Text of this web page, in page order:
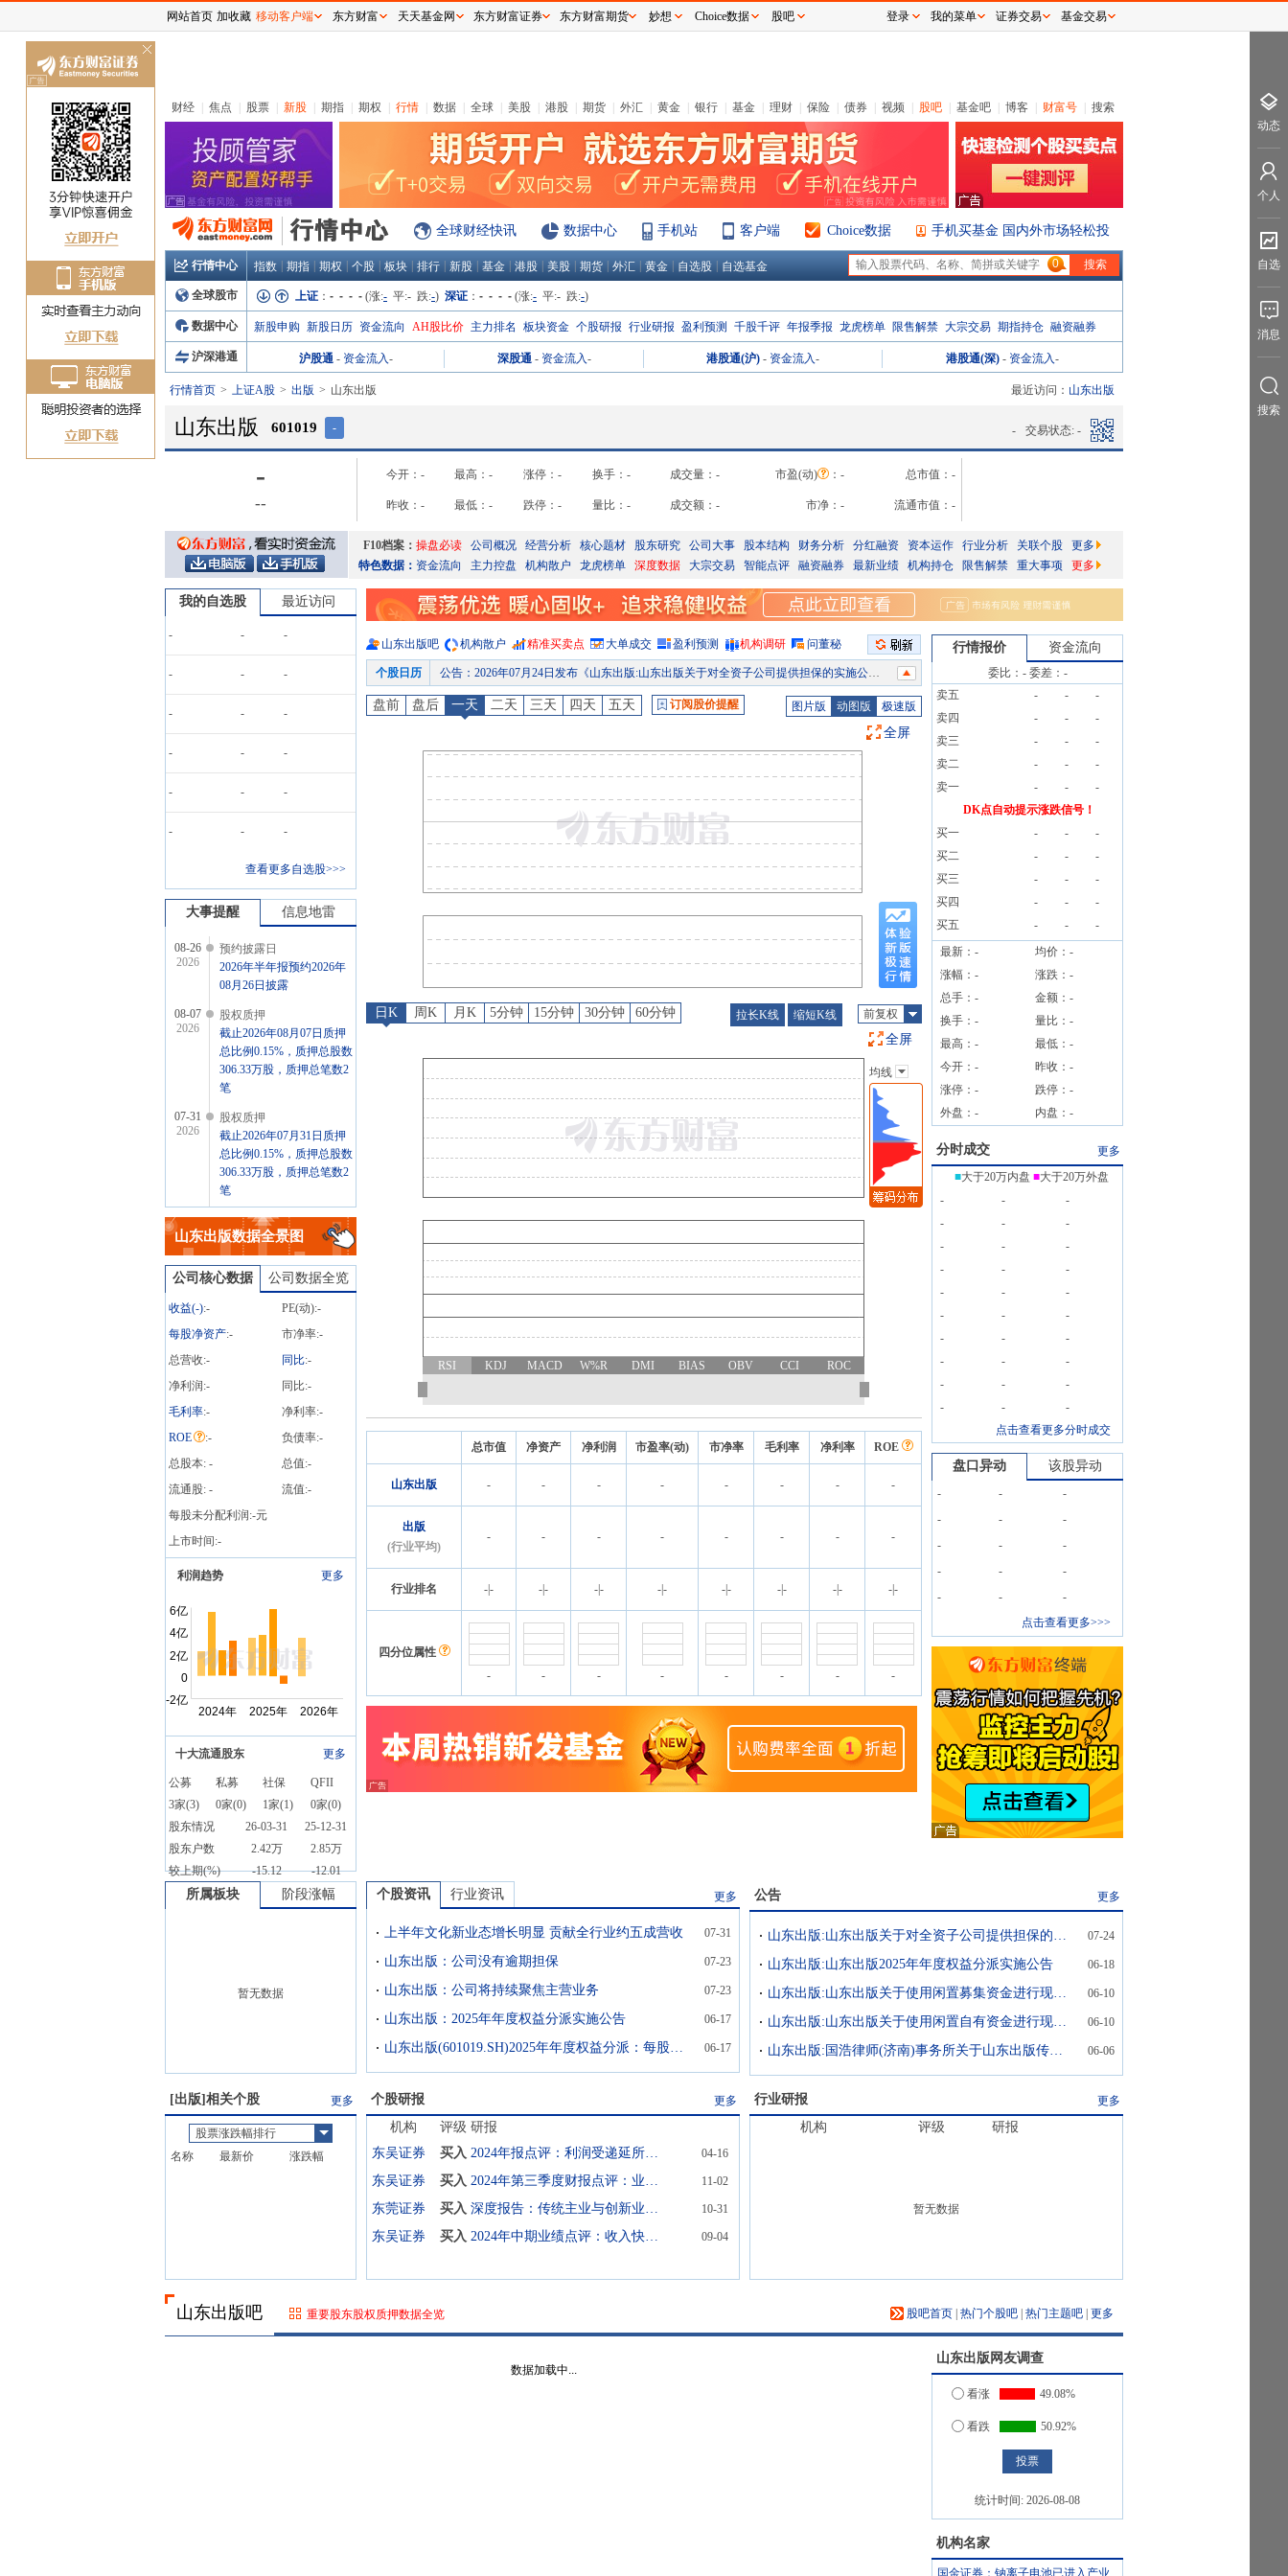
财经 焦点 股票 新股 期指 期权 行情 数据 全球 美股 港股 期货 外汇 黄金 银行 基金 理财 保险 债券 视频 股吧 基金吧 博客 财富号 搜索
全球财经快讯 数据中心 手机站 客户端 Choice数据 手机买基金 国内外市场轻松投
行情中心 指数 期指 期权 个股 板块 排行 新股 基金 港股 美股 期货 外汇 黄金 自选股 自选基金 0
全球股市 上证 ： - - - - (涨:- 平:- 跌:-) 深证 ： - - - - (涨:- 平:- 跌:-)
数据中心 新股申购 新股日历 资金流向 AH股比价 主力排名 板块资金 个股研报 行业研报 盈利预测 千股千评 年报季报 龙虎榜单 限售解禁 大宗交易 期指持仓 融资融券
沪深港通 沪股通 - 资金流入- 深股通 - 资金流入- 港股通(沪) - 资金流入- 港股通(深) - 资金流入-
行情首页 上证A股 出版 山东出版 最近访问： 山东出版
山东出版 601019 - - 交易状态: -
-
--
今开： - 最高： - 涨停： - 换手： - 成交量： - 市盈(动) ： - 总市值： -
昨收： - 最低： - 跌停： - 量比： - 成交额： - 市净： - 流通市值： -
F10档案： 操盘必读 公司概况 经营分析 核心题材 股东研究 公司大事 股本结构 财务分析 分红融资 资本运作 行业分析 关联个股
更多
特色数据： 资金流向 主力控盘 机构散户 龙虎榜单 深度数据 大宗交易 智能点评 融资融券 最新业绩 机构持仓 限售解禁 重大事项 更多
我的自选股 最近访问
- - -
- - -
- - -
- - -
- - -
- - -
查看更多自选股>>>
大事提醒 信息地雷
08-26
2026
预约披露日
2026年半年报预约2026年
08月26日披露
08-07
2026
股权质押
截止2026年08月07日质押
总比例0.15%，质押总股数
306.33万股，质押总笔数2
笔
07-31
2026
股权质押
截止2026年07月31日质押
总比例0.15%，质押总股数
306.33万股，质押总笔数2
笔
07-24
2026
股权质押
截止2026年07月24日质押
总比例0.15%，质押总股数
306.33万股，质押总笔数2
山东出版数据全景图
公司核心数据 公司数据全览
收益(-):- PE(动):-
每股净资产:- 市净率:-
总营收:- 同比:-
净利润:- 同比:-
毛利率:- 净利率:-
ROE
:- 负债率:-
总股本: - 总值:-
流通股: - 流值:-
每股未分配利润:-元
上市时间:-
利润趋势 更多
十大流通股东 更多
公募 私募 社保
QFII
3家(3) 0家(0) 1家(1) 0家(0)
股东情况
26-03-31
25-12-31
股东户数
2.42万
2.85万
较上期(%)
-15.12 -12.01
山东出版吧 机构散户 精准买卖点 大单成交 盈利预测 机构调研 问董秘
个股日历 公告 ： 2026年07月24日发布《山东出版:山东出版关于对全资子公司提供担保的实施公告》
股权质押：截止2026年07月17日质押总比例0.15%，质押总股数306.33万股，质押总笔数2笔
股权质押
截止2026年07月10日质押总比例0.15%，质押总股数306.33万股，质押总笔数2笔
股权质押：截止2026年07月03日质押总比例0.15%，质押总股数306.33万股，质押总笔数2笔
分红：2026年06月18日公布2025年年报分红，股权登记日：2026年06月25日；除权除息日：2026年06月26日；分配方案：10派2.30元(含税,扣税后2.07元)[正式]
预约披露日：2026年半年报预约2026年08月26日披露
股权质押 ：截止2026年08月07日质押总比例0.15%，质押总股数306.33万股，质押总笔数2笔
股权质押：截止2026年07月24日质押总比例0.15%，质押总股数306.33万股，质押总笔数2笔
盘前 盘后 一天 二天 三天 四天 五天 订阅股价提醒 图片版 动图版 极速版
全屏
日K 周K 月K 5分钟 15分钟 30分钟 60分钟 拉长K线 缩短K线 前复权
全屏
主图指标
均线
EXPMA
SAR
BBI
RSI KDJ MACD W%R DMI BIAS OBV CCI ROC
均线
总市值 净资产 净利润 市盈率(动) 市净率 毛利率 净利率 ROE
山东出版 - - - - - - - -
出版
(行业平均)
- - - - - - - -
行业排名 -- -- -|- -- -|- -|- -|- --
四分位属性
-
- - - - - - -
行情报价 资金流向
委比： -委差： -
卖五
- -
-
卖四
- -
-
卖三
- -
-
卖二
- -
-
卖一
- -
-
DK点自动提示涨跌信号！
买一
- -
-
买二
- -
-
买三
- -
-
买四
- -
-
买五
- -
-
最新： - 均价： -
涨幅： - 涨跌： -
总手： - 金额： -
换手： - 量比： -
最高： - 最低： -
今开： - 昨收： -
涨停： - 跌停： -
外盘： - 内盘： -
分时成交
更多
■大于20万内盘 ■大于20万外盘
-
-
-
-
-
-
-
-
-
-
-
-
-
-
-
-
-
-
-
-
-
-
-
-
-
-
-
-
-
-
点击查看更多分时成交
盘口异动 该股异动
- -
-
-
-
-
-
-
-
-
-
-
-
-
-
点击查看更多>>>
所属板块 阶段涨幅
暂无数据
个股资讯 行业资讯 更多
上半年文化新业态增长明显 贡献全行业约五成营收 07-31
山东出版：公司没有逾期担保 07-23
山东出版：公司将持续聚焦主营业务 07-23
山东出版：2025年年度权益分派实施公告 06-17
山东出版(601019.SH)2025年年度权益分派：每股派利0.23元 06-17
公告 更多
山东出版:山东出版关于对全资子公司提供担保的实施公告 07-24
山东出版:山东出版2025年年度权益分派实施公告 06-18
山东出版:山东出版关于使用闲置募集资金进行现金管理的进展公告 06-10
山东出版:山东出版关于使用闲置自有资金进行现金管理的进展公告 06-10
山东出版:国浩律师(济南)事务所关于山东出版传媒股份有限公司2025年年度股东会之法律意见书 06-06
[出版]相关个股 更多
股票涨跌幅排行
名称
最新价 涨跌幅
个股研报 更多
机构 评级 研报
东吴证券
买入 2024年报点评：利润受递延所得税资产一次性影响，整体经营稳健 04-16
东吴证券 买入 2024年第三季度财报点评：业绩短期承压，研学文旅业务稳步推进 11-02
东莞证券 买入 深度报告：传统主业与创新业务双线并行，分红逐年增长 10-31
东吴证券 买入 2024年中期业绩点评：收入快速增长趋势延续，研学文旅收入快速增长 09-04
行业研报 更多
机构 评级 研报
暂无数据
山东出版吧 重要股东股权质押数据全览 股吧首页 热门个股吧 热门主题吧 更多
山东出版 网友调查
看涨 49.08%
看跌 50.92%
统计时间: 2026-08-08
机构名家
国金证券：钠离子电池已进入产业
网站首页 加收藏 移动客户端 东方财富 天天基金网 东方财富证券 东方财富期货 妙想 Choice数据 股吧 登录 我的菜单 证券交易 基金交易
动态
个人
自选
消息
搜索